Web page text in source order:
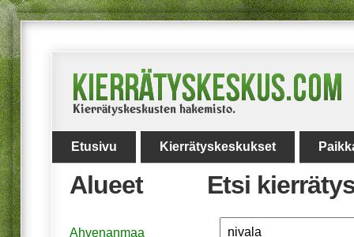
Etusivu Kierrätyskeskukset
Etsi
Alueet
Ahvenanmaa